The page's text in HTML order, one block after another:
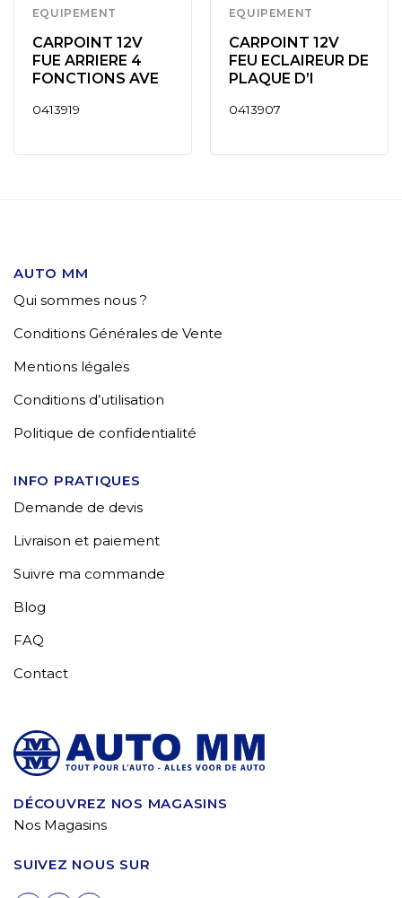
EQUIPEMENT
CARPOINT 12V
FUE ARRIERE 4
FONCTIONS AVE
0413919
EQUIPEMENT
CARPOINT 12V
FEU ECLAIREUR DE
PLAQUE D’I
0413907
AUTO MM
Qui sommes nous ?
Conditions Générales de Vente
Mentions légales
Conditions d’utilisation
Politique de confidentialité
INFO PRATIQUES
Demande de devis
Livraison et paiement
Suivre ma commande
Blog
FAQ
Contact
DÉCOUVREZ NOS MAGASINS
Nos Magasins
SUIVEZ NOUS SUR